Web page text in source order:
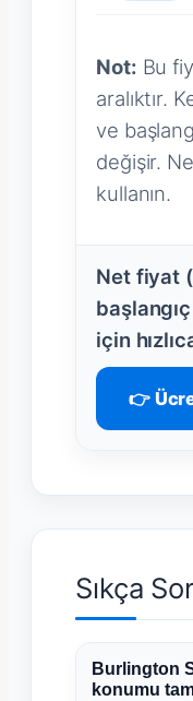
Not: Bu
aralıktır.
ve
değişir.
kullanın.
Net fiyat
için
👉
Sıkça
Burlington
konumu